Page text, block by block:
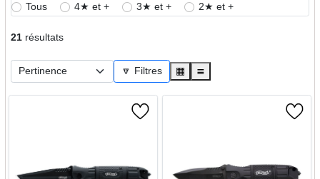
Tous
4★ et + 3★ et + 2★ et +
21résultats
🔽 Filtres ▦ ≣